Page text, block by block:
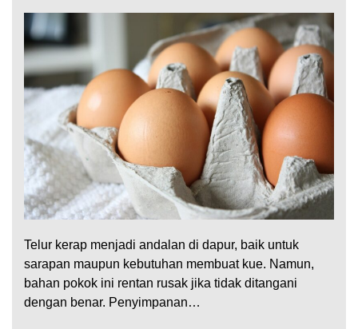
Telur kerap menjadi andalan di dapur, baik untuk
sarapan maupun kebutuhan membuat kue. Namun,
bahan pokok ini rentan rusak jika tidak ditangani
dengan benar. Penyimpanan…